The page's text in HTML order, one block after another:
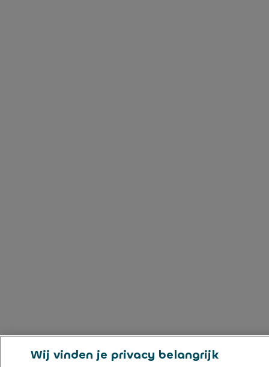
Wij vinden je privacy belangrijk